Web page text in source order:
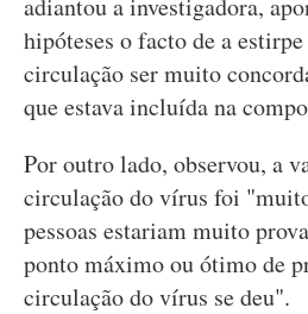
adiantou a investigadora,
hipóteses o facto de a
circulação ser muito
que estava incluída na
Por outro lado, observou, a
circulação do vírus foi
pessoas estariam muito
ponto máximo ou ótimo de
circulação do vírus se deu".